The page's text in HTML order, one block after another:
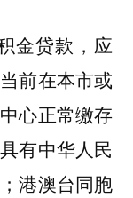
金贷款，应
前在本市或
心正常缴存
有中华人民
港澳台同胞